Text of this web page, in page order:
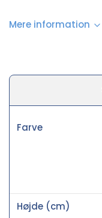
Mere information
Farve
Højde (cm)